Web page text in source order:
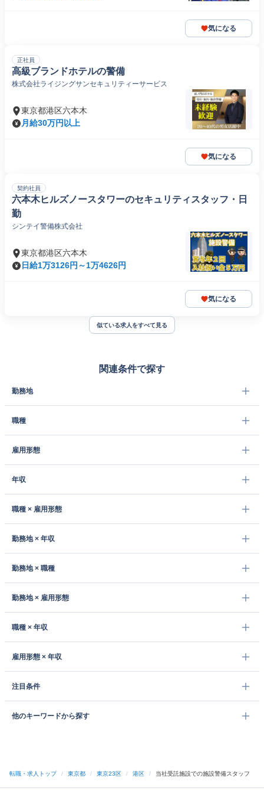
気になる
正社員
高級ブランドホテルの警備
株式会社ライジングサンセキュリティーサービス
東京都港区六本木
月給30万円以上
気になる
契約社員
六本木ヒルズノースタワーのセキュリティスタッフ・日
勤
シンテイ警備株式会社
東京都港区六本木
日給1万3126円～1万4626円
気になる
似ている求人をすべて見る
関連条件で探す
勤務地
職種
雇用形態
年収
職種 × 雇用形態
勤務地 × 年収
勤務地 × 職種
勤務地 × 雇用形態
職種 × 年収
雇用形態 × 年収
注目条件
他のキーワードから探す
転職・求人トップ / 東京都 / 東京23区 / 港区 / 当社受託施設での施設警備スタッフ